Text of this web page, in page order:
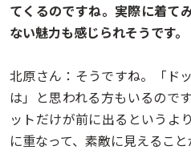
てくるのですね。実際に着て
ない魅力も感じられそうです。
北原さん：そうですね。「ド
は」と思われる方もいるので
ットだけが前に出るというよ
に重なって、素敵に見えること